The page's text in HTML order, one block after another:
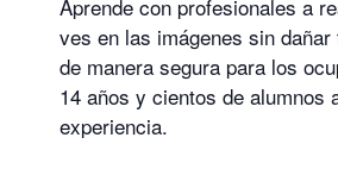
Aprende con profesionales a
ves en las imágenes sin
de manera segura para los
14 años y cientos de alumnos
experiencia.